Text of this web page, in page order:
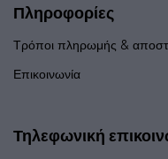
Πληροφορίες
Τρόποι πληρωμής &
Επικοινωνία
Τηλεφωνική